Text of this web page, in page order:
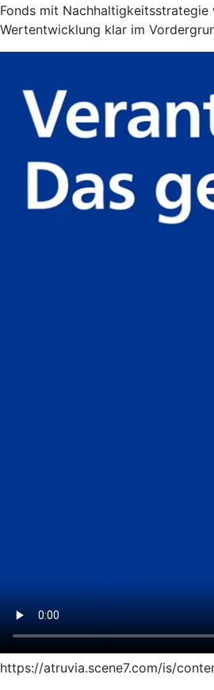
Fonds mit
Wertentwicklung klar im
https://atruvia.scene7.com/is/